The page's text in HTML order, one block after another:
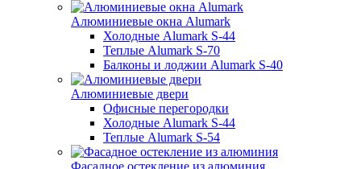
Алюминиевые окна Alumark
Холодные Alumark S-44
Теплые Alumark S-70
Балконы и лоджии Alumark S-40
Алюминиевые двери
Офисные перегородки
Холодные Alumark S-44
Теплые Alumark S-54
Фасадное остекление из алюминия